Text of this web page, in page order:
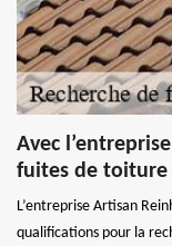
Avec
fuites de toiture
L’entreprise Artisan
qualifications pour la